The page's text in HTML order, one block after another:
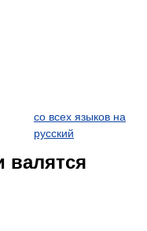
со всех языков на
русский
валятся